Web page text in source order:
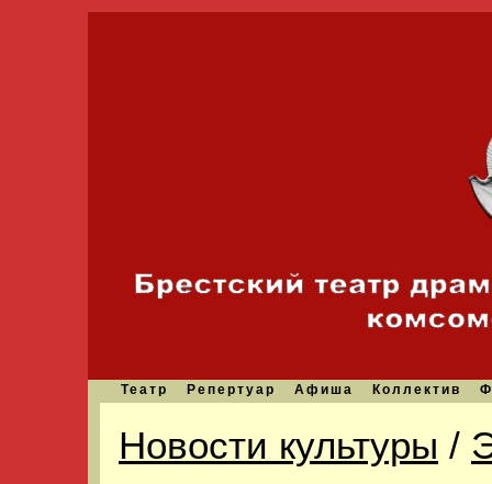
Театр Репертуар Афиша Коллектив
Новости культуры /